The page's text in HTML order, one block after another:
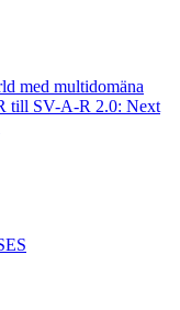
med multidomäna
till SV-A-R 2.0: Next